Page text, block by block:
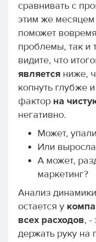
сравнивать с
этим же
поможет вовремя
проблемы, так и
видите, что
являетсяниже,
копнуть глубже
фактор на
негативно.
Может,
Или
А может,
маркетинг?
Анализ
остается у
всех расходов, -
держать руку на